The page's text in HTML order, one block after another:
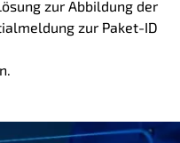
zur Abbildung der
zur Paket-ID